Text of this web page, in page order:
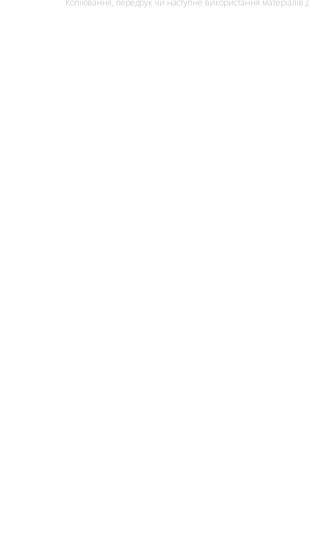
Копіювання, передрук чи наступне використання матеріалів